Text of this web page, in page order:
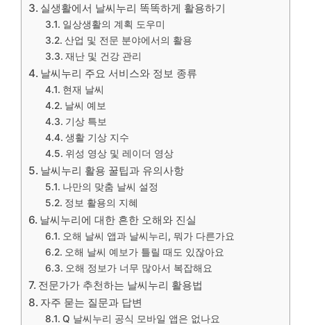
실생활에서 날씨누리 똑똑하게 활용하기
일상생활의 계획 도우미
산업 및 전문 분야에서의 활용
재난 및 건강 관리
날씨누리 주요 서비스와 정보 종류
현재 날씨
날씨 예보
기상 특보
생활 기상 지수
위성 영상 및 레이더 영상
날씨누리 활용 꿀팁과 유의사항
나만의 맞춤 날씨 설정
정보 활용의 지혜
날씨누리에 대한 흔한 오해와 진실
오해 날씨 앱과 날씨누리, 뭐가 다른가요
오해 날씨 예보가 틀릴 때도 있잖아요
오해 정보가 너무 많아서 복잡해요
전문가가 추천하는 날씨누리 활용법
자주 묻는 질문과 답변
Q 날씨누리 공식 모바일 앱은 없나요